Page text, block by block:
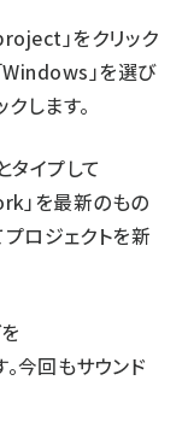
」をクリック
Windows」を選び
します。
タイプして
」を最新のもの
プロジェクトを新
今回もサウンド